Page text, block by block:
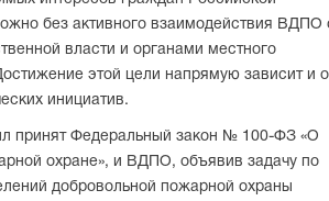
без активного взаимодействия ВДПО
власти и органами местного
этой цели напрямую зависит и
инициатив.
принят Федеральный закон № 100-ФЗ «О
охране», и ВДПО, объявив задачу по
добровольной пожарной охраны